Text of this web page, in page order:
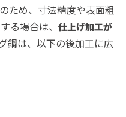
ため、寸法精度や表面粗
る場合は、 仕上げ加工が
鋼は、以下の後加工に広